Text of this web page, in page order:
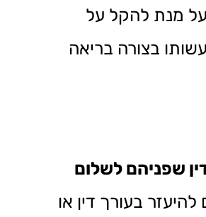
מנת להקל על
בצורה בריאה
שפניהם לשלום
בעורך דין או